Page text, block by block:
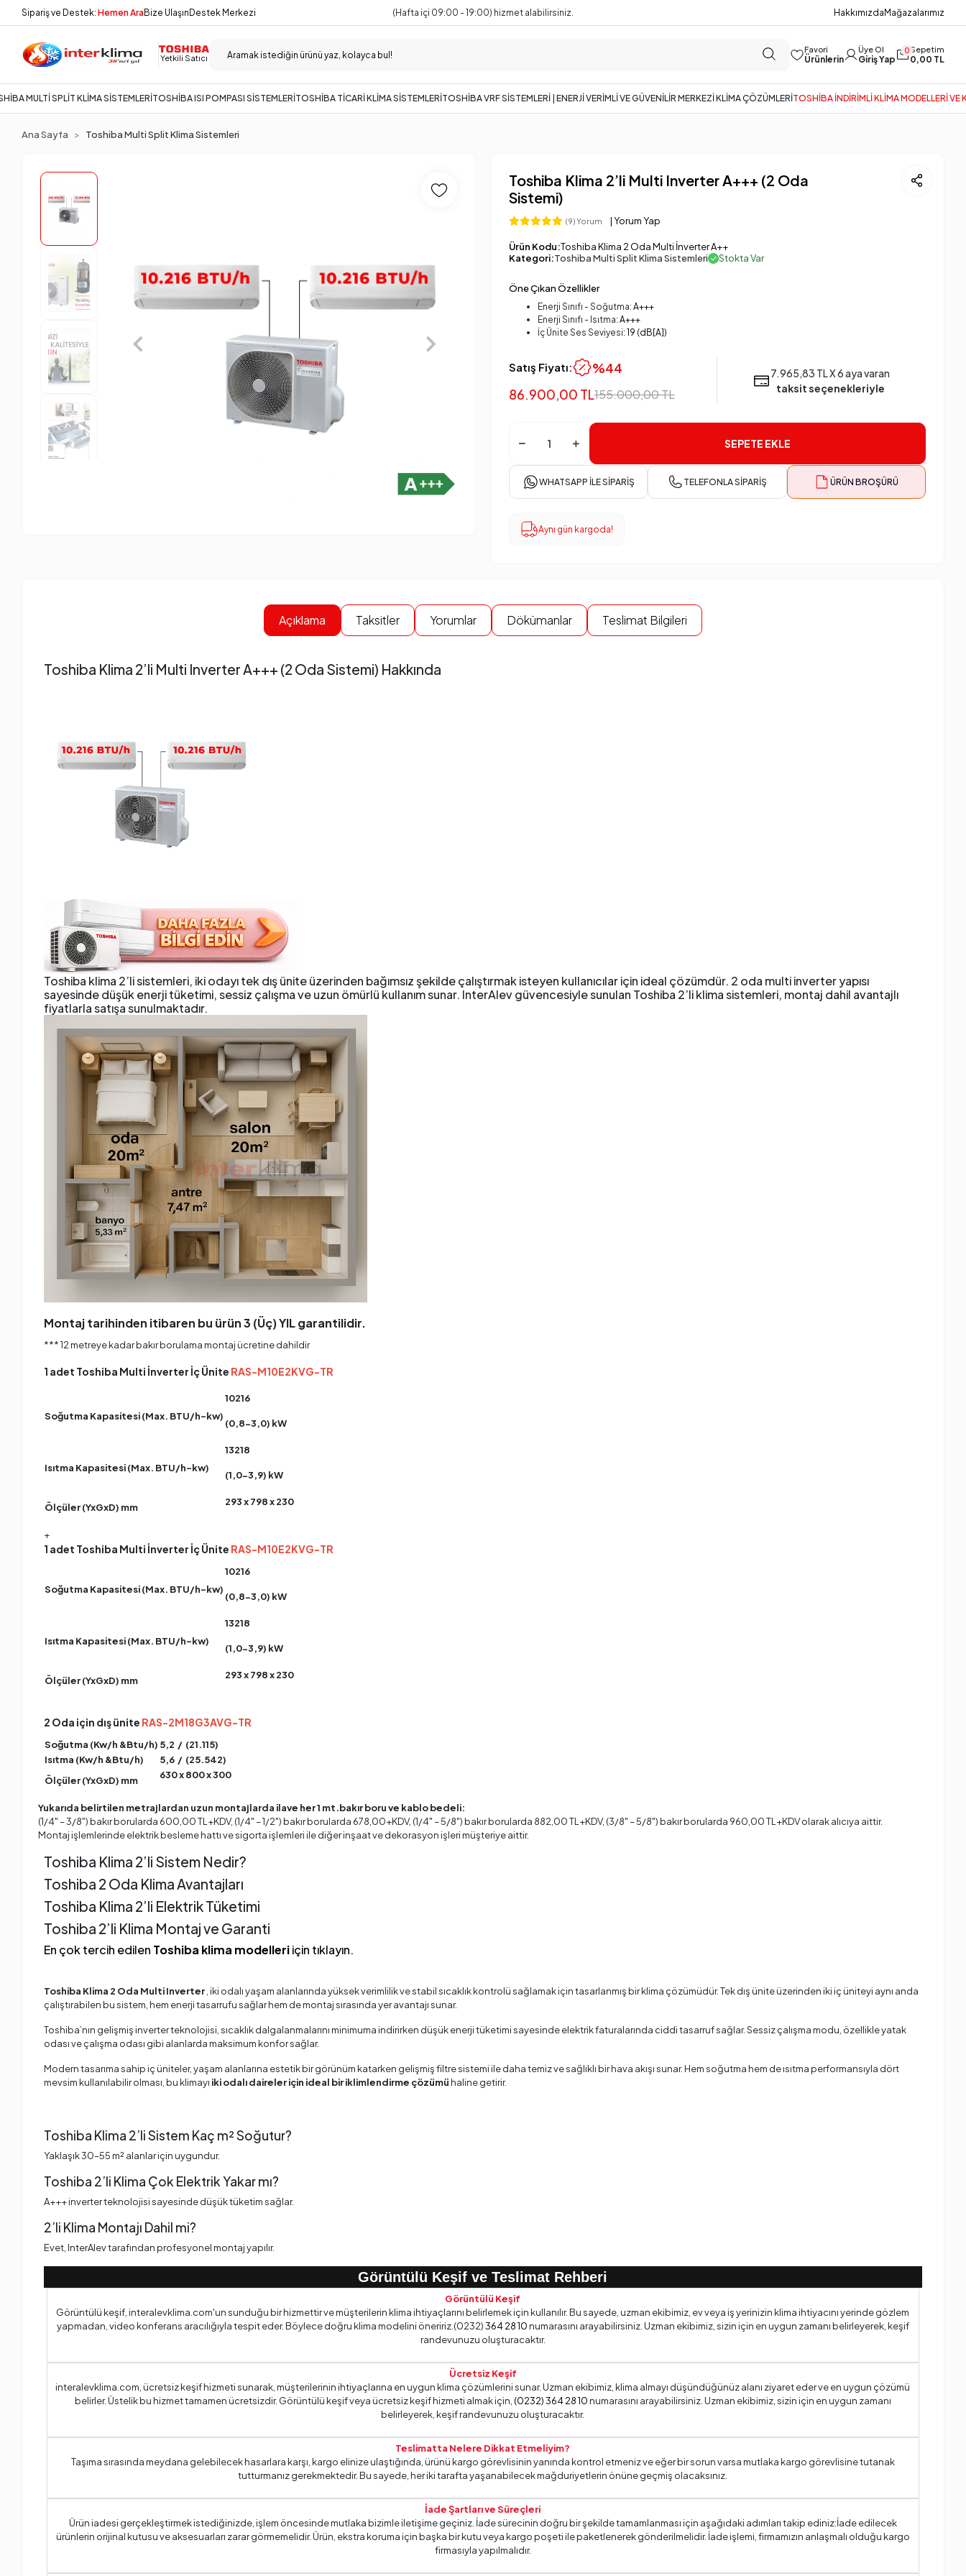
Sipariş ve Destek:Hemen AraBize UlaşınDestek Merkezi (Hafta içi 09:00 - 19:00) hizmet alabilirsiniz. HakkımızdaMağazalarımız
Yetkili Satıcı
Favori
Ürünlerin
Üye Ol
Giriş Yap
0Sepetim
0,00 TL
MULTİ SPLİT KLİMA SİSTEMLERİTOSHİBA ISI POMPASI SİSTEMLERİTOSHİBA TİCARİ KLİMA SİSTEMLERİTOSHİBA VRF SİSTEMLERİ | ENERJİ VERİMLİ VE GÜVENİLİR MERKEZİ KLİMA ÇÖZÜMLERİTOSHİBA İNDİRİMLİ KLİMA MODELLERİ VE
Ana Sayfa Toshiba Multi Split Klima Sistemleri
Toshiba Klima 2’li Multi Inverter A+++ (2 Oda
Sistemi)
(9) Yorum | Yorum Yap
Ürün Kodu:Toshiba Klima 2 Oda Multi İnverter A++
Kategori:Toshiba Multi Split Klima Sistemleri Stokta Var
Öne Çıkan Özellikler
Enerji Sınıfı - Soğutma: A+++
Enerji Sınıfı - Isıtma: A+++
İç Ünite Ses Seviyesi: 19 (dB[A])
Satış Fiyatı:
%44
86.900,00 TL155.000,00 TL
7.965,83 TL X 6 aya varan
taksit seçenekleriyle
SEPETE EKLE
WHATSAPP İLE SIPARIŞ TELEFONLA SIPARIŞ ÜRÜN BROŞÜRÜ
Aynı gün kargoda!
Açıklama Taksitler Yorumlar Dökümanlar Teslimat Bilgileri
Toshiba Klima 2’li Multi Inverter A+++ (2 Oda Sistemi) Hakkında
Toshiba klima 2’li sistemleri, iki odayı tek dış ünite üzerinden bağımsız şekilde çalıştırmak isteyen kullanıcılar için ideal çözümdür. 2 oda multi inverter yapısı
sayesinde düşük enerji tüketimi, sessiz çalışma ve uzun ömürlü kullanım sunar. InterAlev güvencesiyle sunulan Toshiba 2’li klima sistemleri, montaj dahil avantajlı
fiyatlarla satışa sunulmaktadır.
Montaj tarihinden itibaren bu ürün 3 (Üç) YIL garantilidir.
*** 12 metreye kadar bakır borulama montaj ücretine dahildir
1 adet Toshiba Multi İnverter İç Ünite RAS-M10E2KVG-TR
Soğutma Kapasitesi (Max. BTU/h-kw)
10216
(0,8-3,0) kW
Isıtma Kapasitesi (Max. BTU/h-kw)
13218
(1,0-3,9) kW
Ölçüler (YxGxD) mm 293 x 798 x 230
+
1 adet Toshiba Multi İnverter İç Ünite RAS-M10E2KVG-TR
Soğutma Kapasitesi (Max. BTU/h-kw)
10216
(0,8-3,0) kW
Isıtma Kapasitesi (Max. BTU/h-kw)
13218
(1,0-3,9) kW
Ölçüler (YxGxD) mm 293 x 798 x 230
2 Oda için dış ünite RAS-2M18G3AVG-TR
Soğutma (Kw/h &Btu/h) 5,2 / (21.115)
Isıtma (Kw/h &Btu/h)
5,6 / (25.542)
Ölçüler (YxGxD) mm
630 x 800 x 300
Yukarıda belirtilen metrajlardan uzun montajlarda ilave her 1 mt.bakır boru ve kablo bedeli:
(1/4" – 3/8") bakır borularda 600,00 TL+KDV, (1/4" – 1/2") bakır borularda 678,00+KDV, (1/4" – 5/8") bakır borularda 882,00 TL+KDV, (3/8" – 5/8") bakır borularda 960,00 TL+KDV olarak alıcıya aittir.
Montaj işlemlerinde elektrik besleme hattı ve sigorta işlemleri ile diğer inşaat ve dekorasyon işleri müşteriye aittir.
Toshiba Klima 2’li Sistem Nedir?
Toshiba 2 Oda Klima Avantajları
Toshiba Klima 2’li Elektrik Tüketimi
Toshiba 2’li Klima Montaj ve Garanti
En çok tercih edilen Toshiba klima modelleriiçin tıklayın.
Toshiba Klima 2 Oda Multi Inverter , iki odalı yaşam alanlarında yüksek verimlilik ve stabil sıcaklık kontrolü sağlamak için tasarlanmış bir klima çözümüdür. Tek dış ünite üzerinden iki iç üniteyi aynı anda
çalıştırabilen bu sistem, hem enerji tasarrufu sağlar hem de montaj sırasında yer avantajı sunar.
Toshiba’nın gelişmiş inverter teknolojisi, sıcaklık dalgalanmalarını minimuma indirirken düşük enerji tüketimi sayesinde elektrik faturalarında ciddi tasarruf sağlar. Sessiz çalışma modu, özellikle yatak
odası ve çalışma odası gibi alanlarda maksimum konfor sağlar.
Modern tasarıma sahip iç üniteler, yaşam alanlarına estetik bir görünüm katarken gelişmiş filtre sistemi ile daha temiz ve sağlıklı bir hava akışı sunar. Hem soğutma hem de ısıtma performansıyla dört
mevsim kullanılabilir olması, bu klimayı iki odalı daireler için ideal bir iklimlendirme çözümühaline getirir.
Toshiba Klima 2’li Sistem Kaç m² Soğutur?
Yaklaşık 30–55 m² alanlar için uygundur.
Toshiba 2’li Klima Çok Elektrik Yakar mı?
A+++ inverter teknolojisi sayesinde düşük tüketim sağlar.
2’li Klima Montajı Dahil mi?
Evet, InterAlev tarafından profesyonel montaj yapılır.
Görüntülü Keşif ve Teslimat Rehberi
Görüntülü Keşif
Görüntülü keşif, interalevklima.com'un sunduğu bir hizmettir ve müşterilerin klima ihtiyaçlarını belirlemek için kullanılır. Bu sayede, uzman ekibimiz, ev veya iş yerinizin klima ihtiyacını yerinde gözlem
yapmadan, video konferans aracılığıyla tespit eder. Böylece doğru klima modelini öneririz.(0232)364 28 10numarasını arayabilirsiniz. Uzman ekibimiz, sizin için en uygun zamanı belirleyerek, keşif
randevunuzu oluşturacaktır.
Ücretsiz Keşif
interalevklima.com, ücretsiz keşif hizmeti sunarak, müşterilerinin ihtiyaçlarına en uygun klima çözümlerini sunar. Uzman ekibimiz, klima almayı düşündüğünüz alanı ziyaret eder ve en uygun çözümü
belirler. Üstelik bu hizmet tamamen ücretsizdir. Görüntülü keşif veya ücretsiz keşif hizmeti almak için, (0232) 364 28 10numarasını arayabilirsiniz. Uzman ekibimiz, sizin için en uygun zamanı
belirleyerek, keşif randevunuzu oluşturacaktır.
Teslimatta Nelere Dikkat Etmeliyim?
Taşıma sırasında meydana gelebilecek hasarlara karşı, kargo elinize ulaştığında, ürünü kargo görevlisinin yanında kontrol etmeniz ve eğer bir sorun varsa mutlaka kargo görevlisine tutanak
tutturmanız gerekmektedir. Bu sayede, her iki tarafta yaşanabilecek mağduriyetlerin önüne geçmiş olacaksınız.
İade Şartları ve Süreçleri
Ürün iadesi gerçekleştirmek istediğinizde, işlem öncesinde mutlaka bizimle iletişime geçiniz. İade sürecinin doğru bir şekilde tamamlanması için aşağıdaki adımları takip ediniz:İade edilecek
ürünlerin orijinal kutusu ve aksesuarları zarar görmemelidir. Ürün, ekstra koruma için başka bir kutu veya kargo poşeti ile paketlenerek gönderilmelidir. İade işlemi, firmamızın anlaşmalı olduğu kargo
firmasıyla yapılmalıdır.